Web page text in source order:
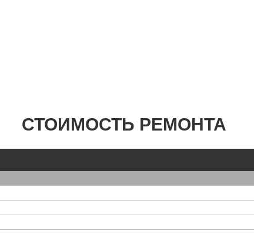
СТОИМОСТЬ РЕМОНТА